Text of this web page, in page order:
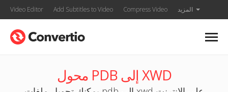
Video Editor Add Subtitles to Video Compress Video المزيد
محول PDB إلى XWD